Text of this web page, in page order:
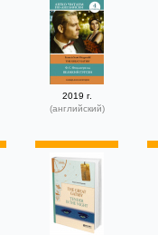
2019 г.
(английский)